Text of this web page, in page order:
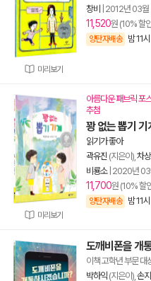
미리보기
창비
2012년 03월
11,520원 (10% 할
양탄자배송 밤 11시
미리보기
아름다운 패브릭 포
추첨
꽝 없는 뽑기 기
읽기가 좋아
곽유진 (지은이), 차상
비룡소| 2020년
11,700원 (10% 할
양탄자배송 밤 11시
도깨비폰을 개
이책 고학년 부문 대
박하익 (지은이), 손